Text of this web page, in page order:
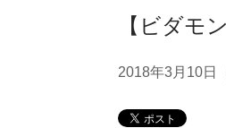
【ビダモ
2018年3月10日